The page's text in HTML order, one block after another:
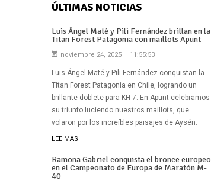
ÚLTIMAS NOTICIAS
Luis Ángel Maté y Pili Fernández brillan en la
Titan Forest Patagonia con maillots Apunt
noviembre 24, 2025 11:55:53
Luis Ángel Maté y Pili Fernández conquistan la
Titan Forest Patagonia en Chile, logrando un
brillante doblete para KH-7. En Apunt celebramos
su triunfo luciendo nuestros maillots, que
volaron por los increíbles paisajes de Aysén.
LEE MAS
Ramona Gabriel conquista el bronce europeo
en el Campeonato de Europa de Maratón M-
40